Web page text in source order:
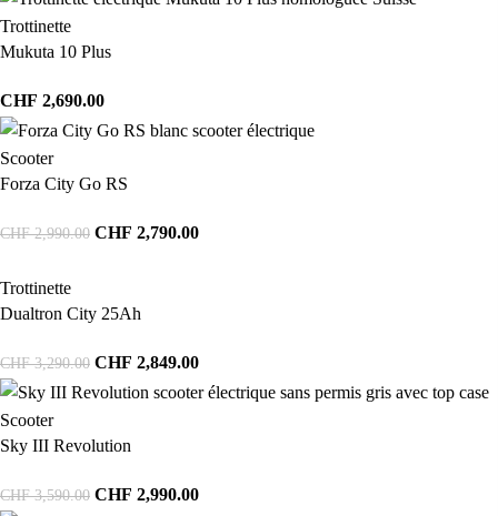
Trottinette
Mukuta 10 Plus
CHF 2,690.00
Scooter
Forza City Go RS
CHF2,990.00 CHF 2,790.00
Trottinette
Dualtron City 25Ah
CHF3,290.00 CHF 2,849.00
Scooter
Sky III Revolution
CHF3,590.00 CHF 2,990.00